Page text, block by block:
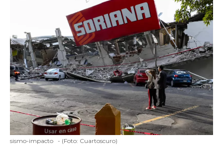
sismo-impacto - (Foto: Cuartoscuro)